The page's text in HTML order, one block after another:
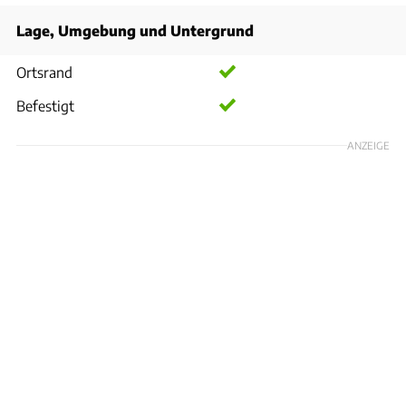
Lage, Umgebung und Untergrund
Ortsrand
Befestigt
ANZEIGE